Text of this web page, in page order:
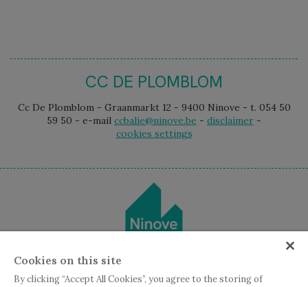
CC DE PLOMBLOM
Cc De Plomblom - Graanmarkt 12 - 9400 Ninove - t. 054 50
59 50 - e-mail ccbalie@ninove.be - disclaimer -
cookies settings
Cookies on this site
By clicking “Accept All Cookies”, you agree to the storing of